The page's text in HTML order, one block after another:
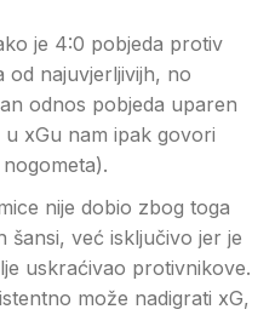
je 4:0 pobjeda protiv
od najuvjerljivijh, no
odnos pobjeda uparen
xGu nam ipak govori
nije dobio zbog toga
šansi, već isključivo jer je
uskraćivao protivnikove.
može nadigrati xG,